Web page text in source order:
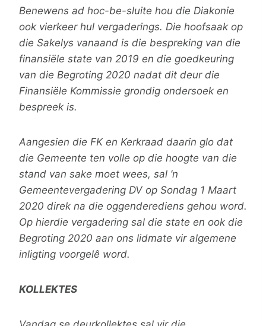
Benewens ad hoc-be-sluite hou die Diakonie
ook vierkeer hul vergaderings. Die hoofsaak op
die Sakelys vanaand is die bespreking van die
finansiële state van 2019 en die goedkeuring
van die Begroting 2020 nadat dit deur die
Finansiële Kommissie grondig ondersoek en
bespreek is.
Aangesien die FK en Kerkraad daarin glo dat
die Gemeente ten volle op die hoogte van die
stand van sake moet wees, sal ’n
Gemeentevergadering DV op Sondag 1 Maart
2020 direk na die oggenderediens gehou word.
Op hierdie vergadering sal die state en ook die
Begroting 2020 aan ons lidmate vir algemene
inligting voorgelê word.
KOLLEKTES